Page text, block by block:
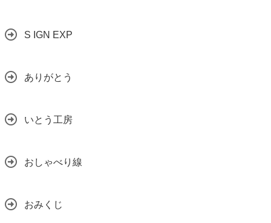
S IGN EXP
ありがとう
いとう工房
おしゃべり線
おみくじ